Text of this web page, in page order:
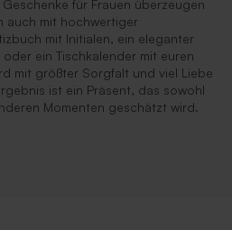
für Frauen überzeugen
auch mit hochwertiger
mit Initialen, ein eleganter
ein Tischkalender mit euren
mit größter Sorgfalt und viel Liebe
ist ein Präsent, das sowohl
Momenten geschätzt wird.